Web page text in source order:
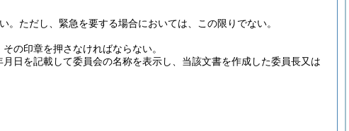
。 ただし、緊急を要する場合においては、この限りでない。
の印章を押さなければならない。
日を記載して委員会の名称を表示し、当該文書を作成した委員長又は